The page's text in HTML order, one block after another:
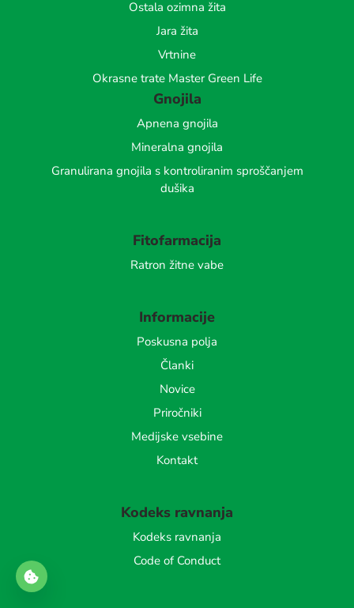
Ostala ozimna žita
Jara žita
Vrtnine
Okrasne trate Master Green Life
Gnojila
Apnena gnojila
Mineralna gnojila
Granulirana gnojila s kontroliranim sproščanjem
dušika
Fitofarmacija
Ratron žitne vabe
Informacije
Poskusna polja
Članki
Novice
Priročniki
Medijske vsebine
Kontakt
Kodeks ravnanja
Kodeks ravnanja
Code of Conduct